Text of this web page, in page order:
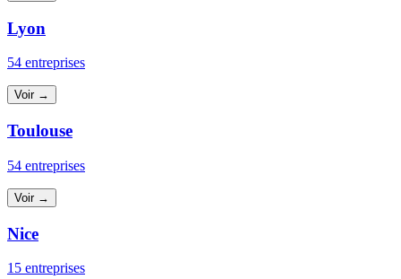
Lyon
54 entreprises
Voir →
Toulouse
54 entreprises
Voir →
Nice
15 entreprises